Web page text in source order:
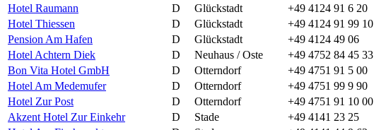
Hotel Raumann
D Glückstadt
+49 4124 91 6 20
Hotel Thiessen
D Glückstadt
+49 4124 91 99 10
Pension Am Hafen
D Glückstadt
+49 4124 49 06
Hotel Achtern Diek
D Neuhaus / Oste
+49 4752 84 45 33
Bon Vita Hotel GmbH
D Otterndorf
+49 4751 91 5 00
Hotel Am Medemufer
D Otterndorf
+49 4751 99 9 90
Hotel Zur Post
D Otterndorf
+49 4751 91 10 00
Akzent Hotel Zur Einkehr
D Stade
+49 4141 23 25